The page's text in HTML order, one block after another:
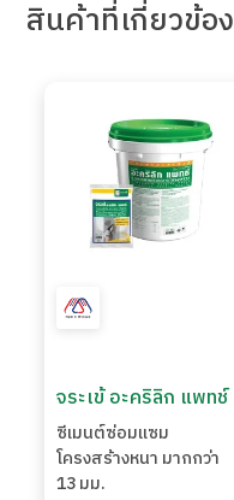
สินค้าที่เกี่ยวข้อง
จระเข้ อะคริลิก แพทช์
ซีเมนต์ซ่อมแซม
โครงสร้างหนา มากกว่า
13 มม.